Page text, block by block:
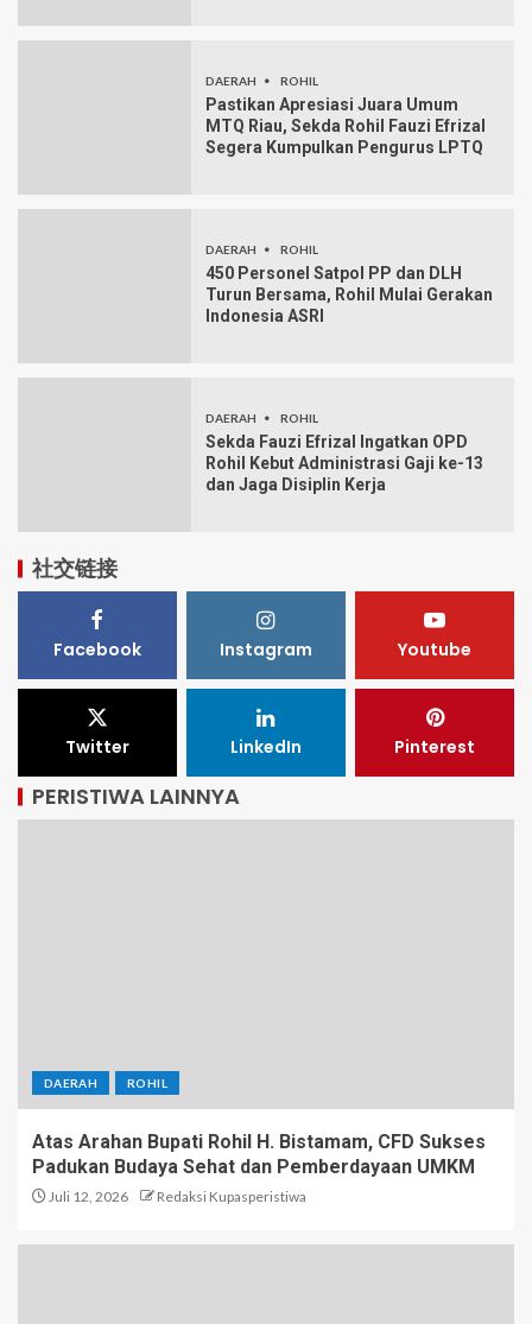
DAERAH ROHIL
Pastikan Apresiasi Juara Umum
MTQ Riau, Sekda Rohil Fauzi Efrizal
Segera Kumpulkan Pengurus LPTQ
DAERAH ROHIL
450 Personel Satpol PP dan DLH
Turun Bersama, Rohil Mulai Gerakan
Indonesia ASRI
DAERAH ROHIL
Sekda Fauzi Efrizal Ingatkan OPD
Rohil Kebut Administrasi Gaji ke-13
dan Jaga Disiplin Kerja
社交链接
Facebook Instagram Youtube
Twitter LinkedIn Pinterest
PERISTIWA LAINNYA
DAERAH ROHIL
Atas Arahan Bupati Rohil H. Bistamam, CFD Sukses
Padukan Budaya Sehat dan Pemberdayaan UMKM
Juli 12, 2026 Redaksi Kupasperistiwa